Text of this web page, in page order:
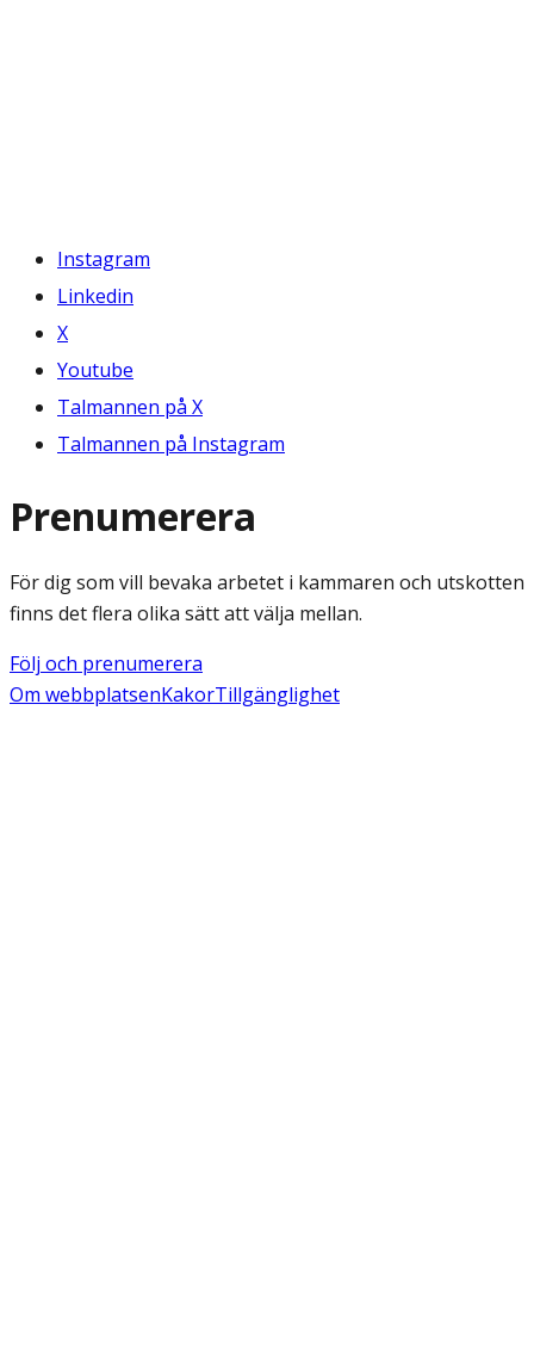
Instagram
Linkedin
X
Youtube
Talmannen på X
Talmannen på Instagram
Prenumerera
För dig som vill bevaka arbetet i kammaren och utskotten
finns det flera olika sätt att välja mellan.
Följ och prenumerera
Om webbplatsenKakorTillgänglighet